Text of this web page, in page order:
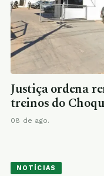
Justiça ordena
treinos do
08 de ago.
NOTÍCIAS